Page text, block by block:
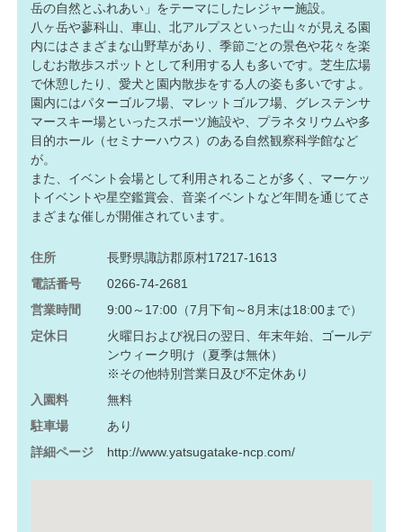
岳の自然とふれあい」をテーマにしたレジャー施設。
八ヶ岳や蓼科山、車山、北アルプスといった山々が見える園
内にはさまざまな山野草があり、季節ごとの景色や花々を楽
しむお散歩スポットとして利用する人も多いです。芝生広場
で休憩したり、愛犬と園内散歩をする人の姿も多いですよ。
園内にはパターゴルフ場、マレットゴルフ場、グレステンサ
マースキー場といったスポーツ施設や、プラネタリウムや多
目的ホール（セミナーハウス）のある自然観察科学館など
が。
また、イベント会場として利用されることが多く、マーケッ
トイベントや星空鑑賞会、音楽イベントなど年間を通じてさ
まざまな催しが開催されています。
住所
長野県諏訪郡原村17217-1613
電話番号
0266-74-2681
営業時間
9:00～17:00（7月下旬～8月末は18:00まで）
定休日
火曜日および祝日の翌日、年末年始、ゴールデ
ンウィーク明け（夏季は無休）
※その他特別営業日及び不定休あり
入園料
無料
駐車場
あり
詳細ページ
http://www.yatsugatake-ncp.com/